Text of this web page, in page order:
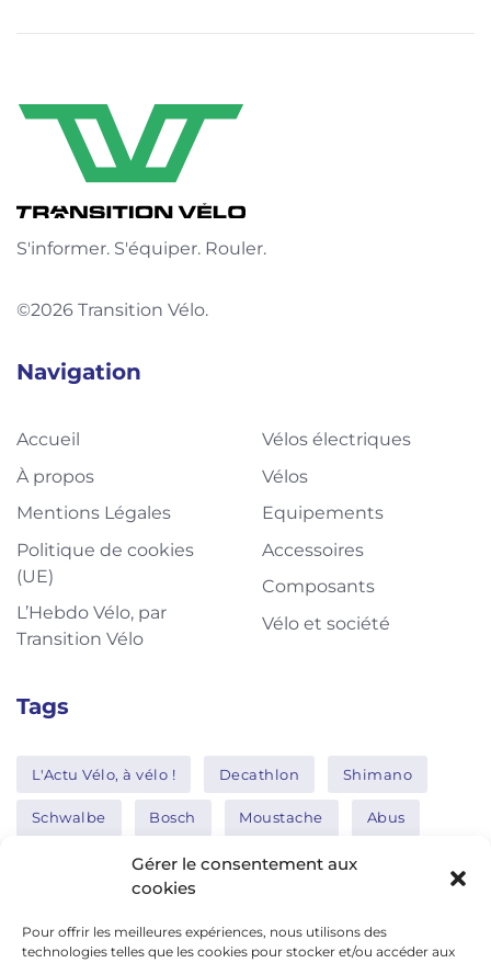
Gérer le consentement aux
cookies
Pour offrir les meilleures expériences, nous utilisons des
technologies telles que les cookies pour stocker et/ou accéder aux
S'informer. S'équiper. Rouler.
©2026 Transition Vélo.
Navigation
Accueil
À propos
Mentions Légales
Politique de cookies
(UE)
L’Hebdo Vélo, par
Transition Vélo
Vélos électriques
Vélos
Equipements
Accessoires
Composants
Vélo et société
Tags
L'Actu Vélo, à vélo ! Decathlon Shimano
Schwalbe Bosch Moustache Abus
Thule Nakamura
Réseaux sociaux